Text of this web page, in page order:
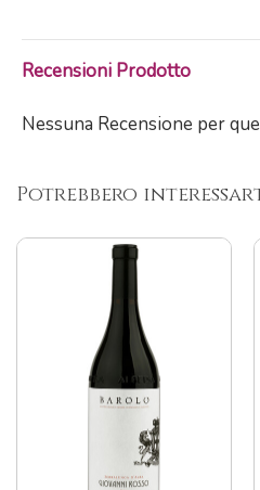
Recensioni Prodotto
Nessuna Recensione per
Potrebbero